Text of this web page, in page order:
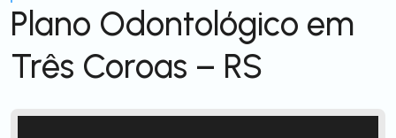
Plano Odontológico em
Três Coroas – RS